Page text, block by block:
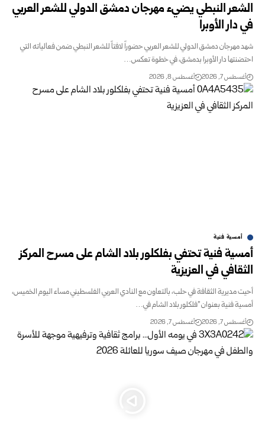
الشعر النبطي يضيء مهرجان دمشق الدولي للشعر العربي
في دار الأوبرا
شهد مهرجان دمشق الدولي للشعر العربي حضوراً لافتاً للشعر النبطي ضمن فعالياته التي
احتضنتها دار الأوبرا بدمشق، في خطوة تعكس…
أغسطس 7, 2026 أغسطس 8, 2026
أمسية فنية
أمسية فنية تحتفي بفلكلور بلاد الشام على مسرح المركز
الثقافي في العزيزية
أحيت مديرية الثقافة في حلب، بالتعاون مع النادي العربي الفلسطيني مساء اليوم الخميس،
أمسية فنية بعنوان "فلكلور بلاد الشام في…
أغسطس 7, 2026 أغسطس 7, 2026